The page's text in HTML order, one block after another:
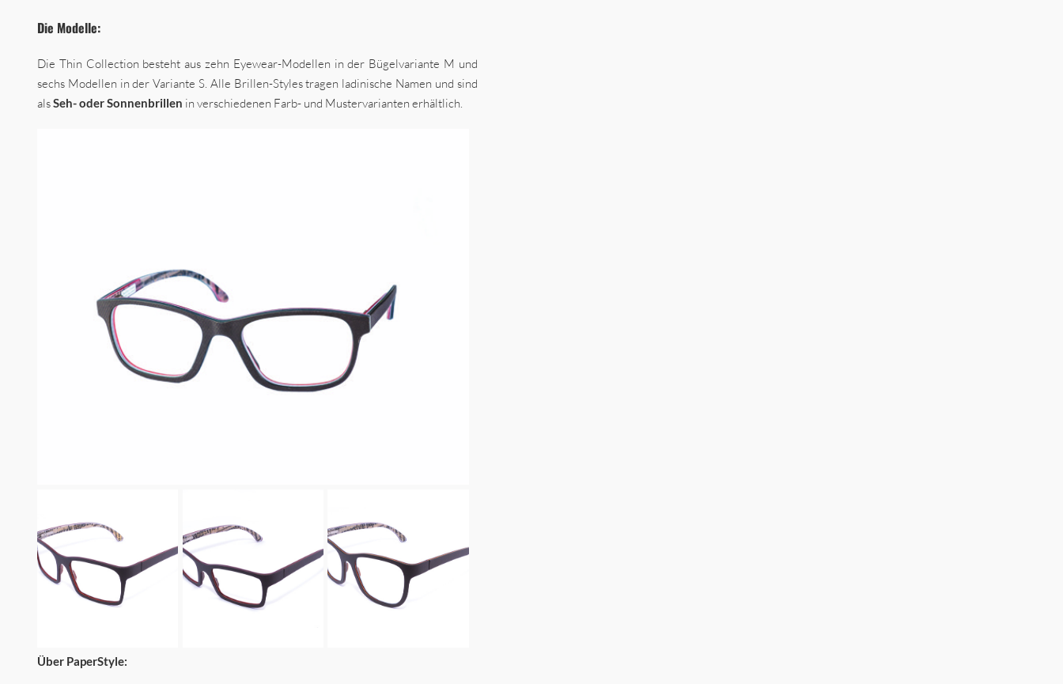
Die Modelle:
Die Thin Collection besteht aus zehn Eyewear-Modellen in der Bügelvariante M und
sechs Modellen in der Variante S. Alle Brillen-Styles tragen ladinische Namen und sind
alsSeh- oder Sonnenbrillen in verschiedenen Farb- und Mustervarianten erhältlich.
Über PaperStyle: